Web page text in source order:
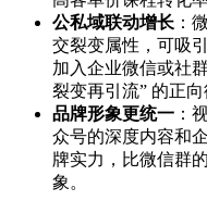
公私域联动增长 ：
交裂变属性，可吸
加入企业微信或社
裂变再引流” 的正向
品牌形象更统一 ：
众号的深度内容和
牌实力，比微信群
象。